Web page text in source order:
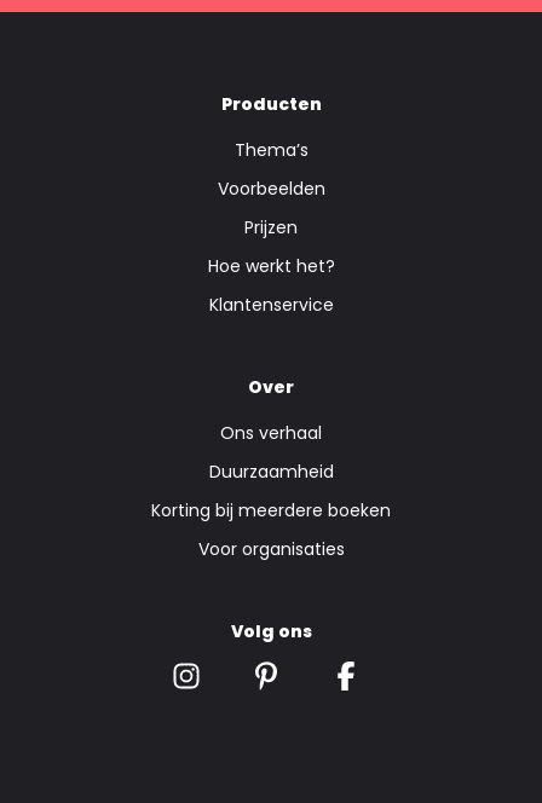
Producten
Thema’s
Voorbeelden
Prijzen
Hoe werkt het?
Klantenservice
Over
Ons verhaal
Duurzaamheid
Korting bij meerdere boeken
Voor organisaties
Volg ons